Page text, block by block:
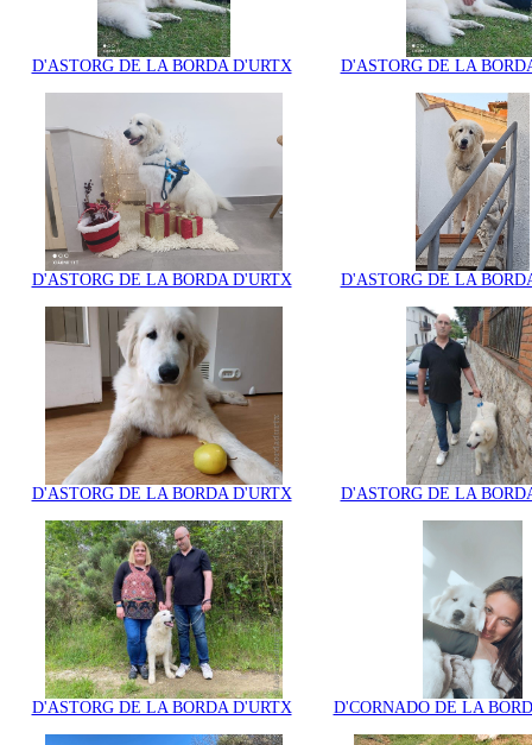
D'ASTORG DE LA BORDA D'URTX D'ASTORG DE LA
D'ASTORG DE LA BORDA D'URTX D'ASTORG DE LA
D'ASTORG DE LA BORDA D'URTX D'ASTORG DE LA
D'ASTORG DE LA BORDA D'URTX D'CORNADO DE LA